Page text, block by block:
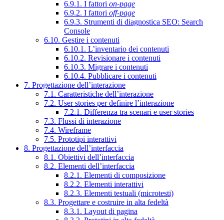
6.9.1. I fattori on-page
6.9.2. I fattori off-page
6.9.3. Strumenti di diagnostica SEO: Search
Console
6.10. Gestire i contenuti
6.10.1. L’inventario dei contenuti
6.10.2. Revisionare i contenuti
6.10.3. Migrare i contenuti
6.10.4. Pubblicare i contenuti
7. Progettazione dell’interazione
7.1. Caratteristiche dell’interazione
7.2. User stories per definire l’interazione
7.2.1. Differenza tra scenari e user stories
7.3. Flussi di interazione
7.4. Wireframe
7.5. Prototipi interattivi
8. Progettazione dell’interfaccia
8.1. Obiettivi dell’interfaccia
8.2. Elementi dell’interfaccia
8.2.1. Elementi di composizione
8.2.2. Elementi interattivi
8.2.3. Elementi testuali (microtesti)
8.3. Progettare e costruire in alta fedeltà
8.3.1. Layout di pagina